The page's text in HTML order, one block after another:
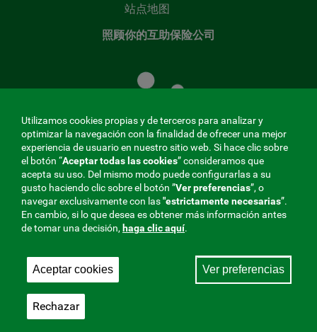
站点地图
照顾你的互助保险公司
共
同
基
金
MENÚ
REDES
SOCIALES
V20
与社会保障的相互合作者，275 Fraternidad-Muprespa
Utilizamos cookies propias y de terceros para analizar y
optimizar la navegación con la finalidad de ofrecer una mejor
experiencia de usuario en nuestro sitio web. Si hace clic sobre
el botón “Aceptar todas las cookies” consideramos que
acepta su uso. Del mismo modo puede configurarlas a su
gusto haciendo clic sobre el botón ”Ver preferencias”, o
navegar exclusivamente con las"estrictamentenecesarias”.
En cambio, si lo que desea es obtener más información antes
de tomar una decisión, haga clic aquí.
Aceptar cookies Ver preferencias
Rechazar